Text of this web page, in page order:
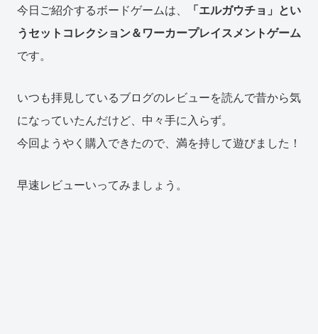
今日ご紹介するボードゲームは、
「エルガウチョ」とい
うセットコレクション＆ワーカープレイスメントゲーム
です。
いつも拝見しているブログのレビューを読んで昔から気
になっていたんだけど、中々手に入らず。
今回ようやく購入できたので、満を持して遊びました！
早速レビューいってみましょう。